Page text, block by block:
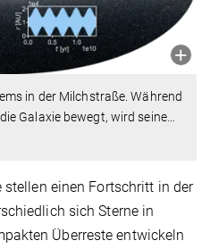
in der Milchstraße. Während
Galaxie bewegt, wird seine…
stellen einen Fortschritt in der
sich Sterne in
Überreste entwickeln